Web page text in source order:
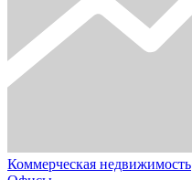
Коммерческая недвижимость